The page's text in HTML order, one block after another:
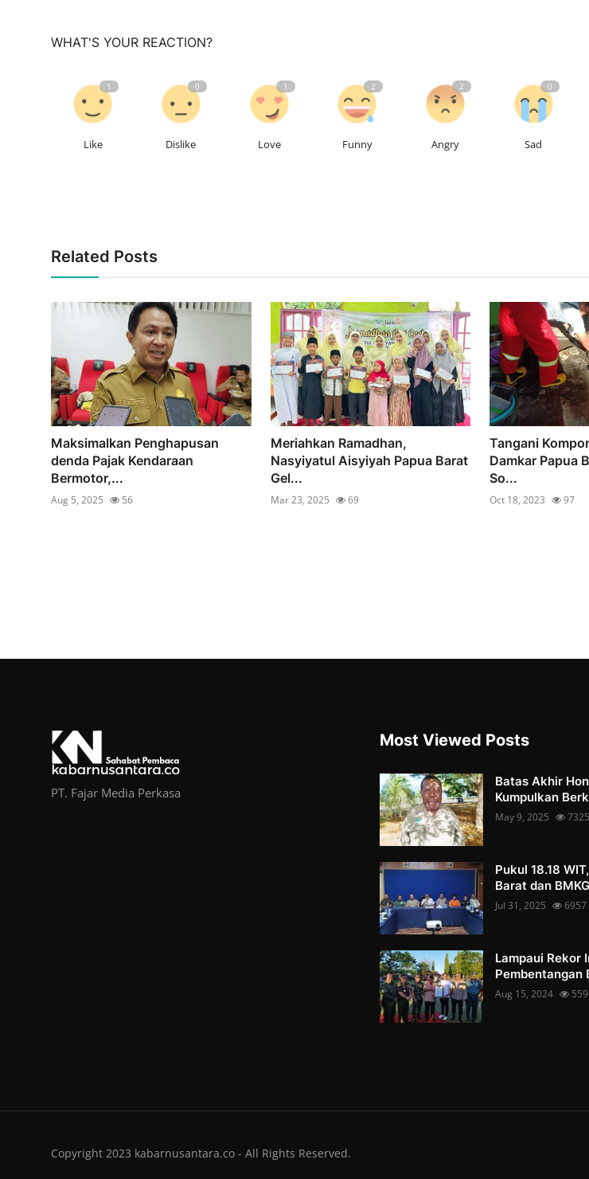
WHAT'S YOUR REACTION?
1
Like
0
Dislike
1
Love
2
Funny
2
Angry
0
Sad
Related Posts
Maksimalkan Penghapusan
denda Pajak Kendaraan
Bermotor,...
Aug 5, 2025 56
Meriahkan Ramadhan,
Nasyiyatul Aisyiyah Papua Barat
Gel...
Mar 23, 2025 69
Tangani
Damkar Papua
So...
Oct 18, 2023 97
PT. Fajar Media Perkasa
Most Viewed Posts
Batas Akhir
Kumpulkan
May 9, 2025 7325
Pukul 18.18
Barat dan
Jul 31, 2025 6957
Lampaui Rekor
Pembentangan
Aug 15, 2024
Copyright 2023 kabarnusantara.co - All Rights Reserved.